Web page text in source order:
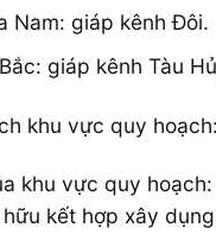
Nam: giáp kênh Đôi.
giáp kênh Tàu
khu vực quy
khu vực quy hoạch:
kết hợp xây